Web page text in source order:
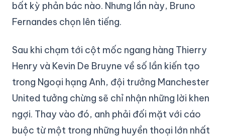
bất kỳ phản bác nào. Nhưng lần này, Bruno
Fernandes chọn lên tiếng.
Sau khi chạm tới cột mốc ngang hàng Thierry
Henry và Kevin De Bruyne về số lần kiến tạo
trong Ngoại hạng Anh, đội trưởng Manchester
United tưởng chừng sẽ chỉ nhận những lời khen
ngợi. Thay vào đó, anh phải đối mặt với cáo
buộc từ một trong những huyền thoại lớn nhất